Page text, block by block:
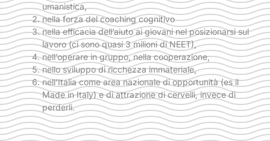
umanistica,
nella forza del coaching cognitivo
nella efficacia dell’aiuto ai giovani nel posizionarsi sul
lavoro (ci sono quasi 3 milioni di NEET),
nell’operare in gruppo, nella cooperazione,
nello sviluppo di ricchezza immateriale,
nell’Italia come area nazionale di opportunità (es il
Made in Italy) e di attrazione di cervelli, invece di
perderli.